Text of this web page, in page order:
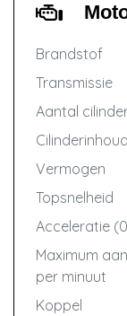
Brandstof
Transmissie
Aantal
Cilinderinhoud
Vermogen
Topsnelheid
Acceleratie
Maximum
per minuut
Koppel